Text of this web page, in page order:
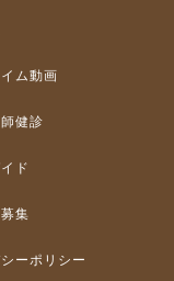
ム動画
健診
ド
集
ーポリシー